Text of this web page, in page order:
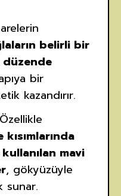
belirli bir
bir
kazandırır.
Özellikle
mavi
, gökyüzüyle
sunar.